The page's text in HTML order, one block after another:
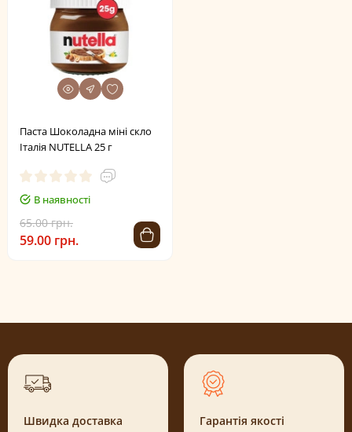
Паста Шоколадна міні скло
Італія NUTELLA 25 г
В наявності
65.00 грн.
59.00 грн.
Швидка доставка Гарантія якості